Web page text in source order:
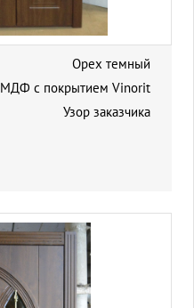
Орех темный
МДФ с покрытием Vinorit
Узор заказчика